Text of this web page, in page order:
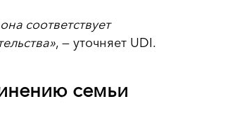
соответствует
, — уточняет UDI.
семьи